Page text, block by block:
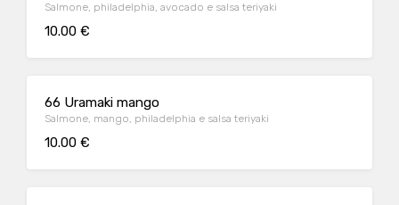
Salmone, philadelphia, avocado e salsa teriyaki
10.00 €
66 Uramaki mango
Salmone, mango, philadelphia e salsa teriyaki
10.00 €